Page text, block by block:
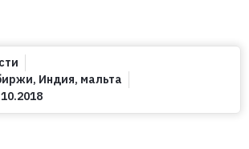
, Индия, мальта